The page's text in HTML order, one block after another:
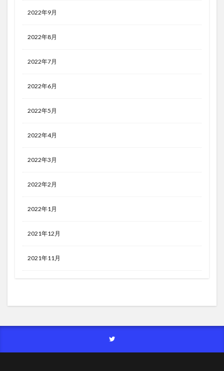
2022年9月
2022年8月
2022年7月
2022年6月
2022年5月
2022年4月
2022年3月
2022年2月
2022年1月
2021年12月
2021年11月